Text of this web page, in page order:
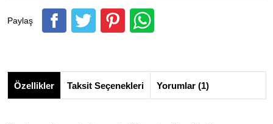
Paylaş
Özellikler Taksit Seçenekleri Yorumlar (1)